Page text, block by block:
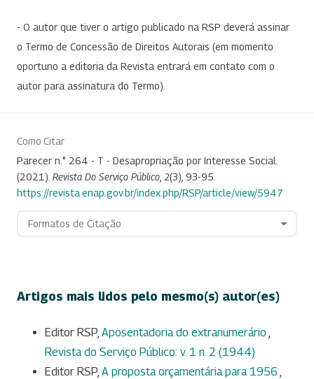
- O autor que tiver o artigo publicado na RSP deverá assinar
o Termo de Concessão de Direitos Autorais (em momento
oportuno a editoria da Revista entrará em contato com o
autor para assinatura do Termo).
Como Citar
Parecer n.° 264 - T - Desapropriação por Interesse Social.
(2021). Revista Do Serviço Público 2(3), 93-95.
https://revista.enap.gov.br/index.php/RSP/article/view/5947
Formatos de Citação
Artigos mais lidos pelo mesmo(s) autor(es)
Editor RSP, Aposentadoria do extranumerário ,
Revista do Serviço Público: v. 1 n. 2 (1944)
Editor RSP, A proposta orçamentária para 1956 ,